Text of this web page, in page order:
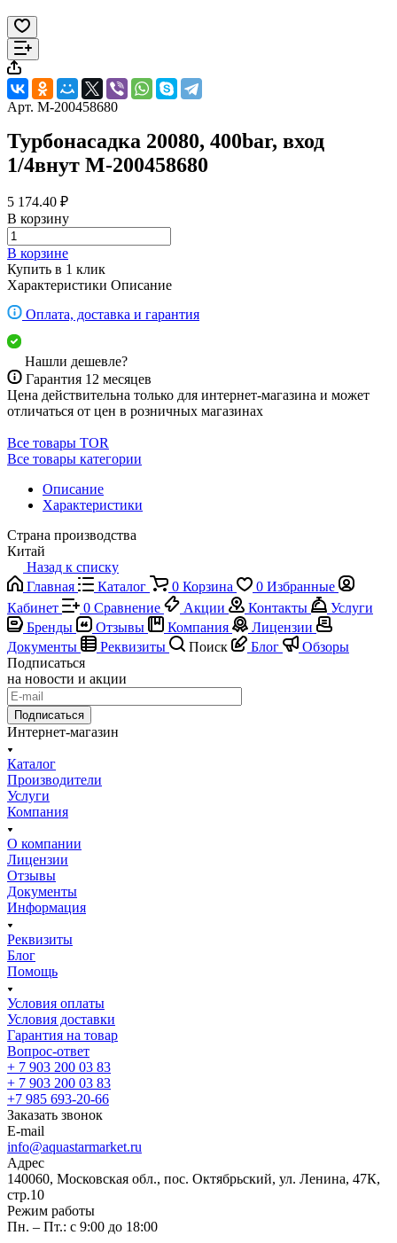
Арт. M-200458680
Турбонасадка 20080, 400bar, вход
1/4внут M-200458680
5 174.40 ₽
В корзину
В корзине
Купить в 1 клик
Характеристики Описание
Оплата, доставка и гарантия
Нашли дешевле?
Гарантия 12 месяцев
Цена действительна только для интернет-магазина и может
отличаться от цен в розничных магазинах
Все товары TOR
Все товары категории
Описание
Характеристики
Страна производства
Китай
Назад к списку
Главная
Каталог 0 Корзина 0 Избранные
Кабинет
0 Сравнение Акции Контакты
Услуги
Бренды
Отзывы Компания
Лицензии
Документы
Реквизиты Поиск Блог
Обзоры
Подписаться
на новости и акции
Подписаться
Интернет-магазин
Каталог
Производители
Услуги
Компания
О компании
Лицензии
Отзывы
Документы
Информация
Реквизиты
Блог
Помощь
Условия оплаты
Условия доставки
Гарантия на товар
Вопрос-ответ
+ 7 903 200 03 83
+ 7 903 200 03 83
+7 985 693-20-66
Заказать звонок
E-mail
info@aquastarmarket.ru
Адрес
140060, Московская обл., пос. Октябрьский, ул. Ленина, 47К,
стр.10
Режим работы
Пн. – Пт.: с 9:00 до 18:00